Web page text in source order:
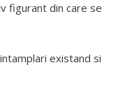
figurant din care se
existand si